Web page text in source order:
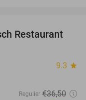
32%
Restaurant
9.3 star
Regulier €36,50